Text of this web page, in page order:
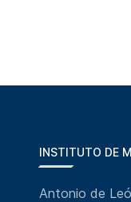
INSTITUTO DE
Antonio de